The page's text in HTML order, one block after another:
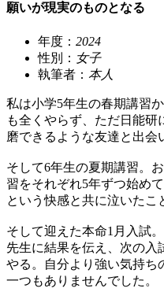
願いが現実のものとなる
年度： 2024
性別： 女子
執筆者： 本人
私は小学5年生の春期講習
も全くやらず、ただ日能
磨できるような友達と出会
そして6年生の夏期講習。
習をそれぞれ5年ずつ始め
という快感と共に泣いたこ
そして迎えた本命1月入試
先生に結果を伝え、次の入
やる。自分より強い気持ち
一つもありませんでした。